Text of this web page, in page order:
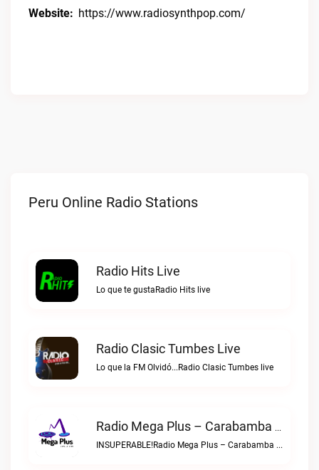
Website: https://www.radiosynthpop.com/
Peru Online Radio Stations
Radio Hits Live
Lo que te gustaRadio Hits live
Radio Clasic Tumbes Live
Lo que la FM Olvidó...Radio Clasic Tumbes live
Radio Mega Plus – Carabamba Live
INSUPERABLE!Radio Mega Plus – Carabamba live